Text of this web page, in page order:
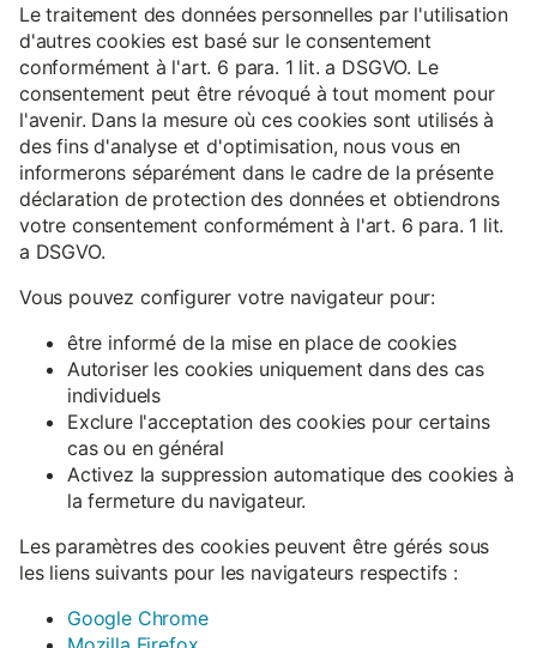
Le traitement des données personnelles par l'utilisation
d'autres cookies est basé sur le consentement
conformément à l'art. 6 para. 1 lit. a DSGVO. Le
consentement peut être révoqué à tout moment pour
l'avenir. Dans la mesure où ces cookies sont utilisés à
des fins d'analyse et d'optimisation, nous vous en
informerons séparément dans le cadre de la présente
déclaration de protection des données et obtiendrons
votre consentement conformément à l'art. 6 para. 1 lit.
a DSGVO.
Vous pouvez configurer votre navigateur pour:
être informé de la mise en place de cookies
Autoriser les cookies uniquement dans des cas
individuels
Exclure l'acceptation des cookies pour certains
cas ou en général
Activez la suppression automatique des cookies à
la fermeture du navigateur.
Les paramètres des cookies peuvent être gérés sous
les liens suivants pour les navigateurs respectifs :
Google Chrome